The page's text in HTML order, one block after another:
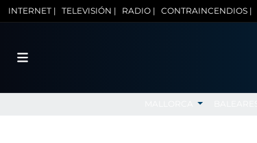
INTERNET | TELEVISIÓN | RADIO | CONTRAINCENDIOS |